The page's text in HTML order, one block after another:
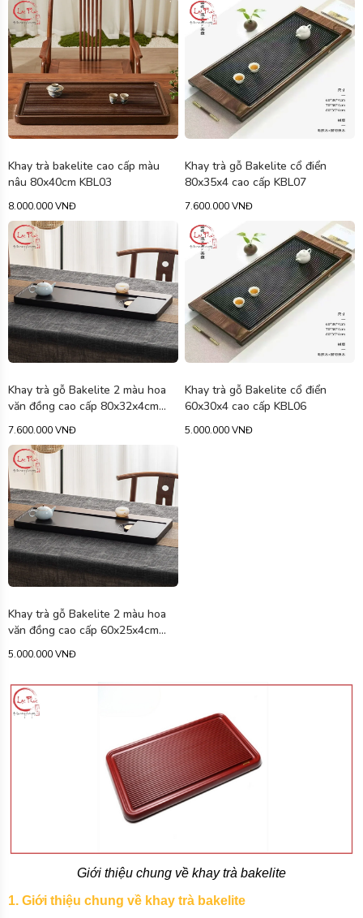
Khay trà bakelite cao cấp màu
nâu 80x40cm KBL03
8.000.000 VNĐ
Khay trà gỗ Bakelite cổ điển
80x35x4 cao cấp KBL07
7.600.000 VNĐ
Khay trà gỗ Bakelite 2 màu hoa
văn đồng cao cấp 80x32x4cm
KBL05
7.600.000 VNĐ
Khay trà gỗ Bakelite cổ điển
60x30x4 cao cấp KBL06
5.000.000 VNĐ
Khay trà gỗ Bakelite 2 màu hoa
văn đồng cao cấp 60x25x4cm
KBL04
5.000.000 VNĐ
Giới thiệu chung về khay trà bakelite
1. Giới thiệu chung về khay trà bakelite